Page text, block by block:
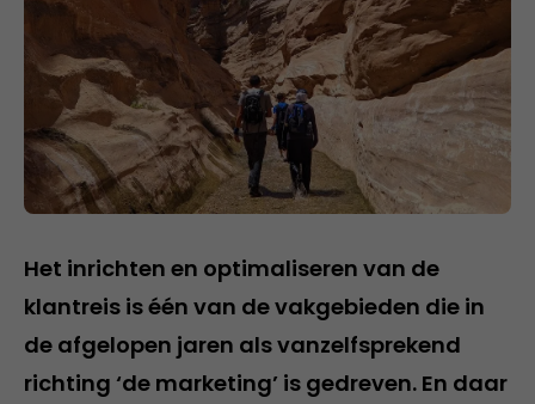
Het inrichten en optimaliseren van de
klantreis is één van de vakgebieden die in
de afgelopen jaren als vanzelfsprekend
richting ‘de marketing’ is gedreven. En daar